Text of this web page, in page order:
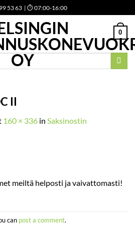
53 63 | ⏱ 07:00-16:00
0
II
160 × 336 in Saksinostin
meiltä helposti ja vaivattomasti!
can post a comment.